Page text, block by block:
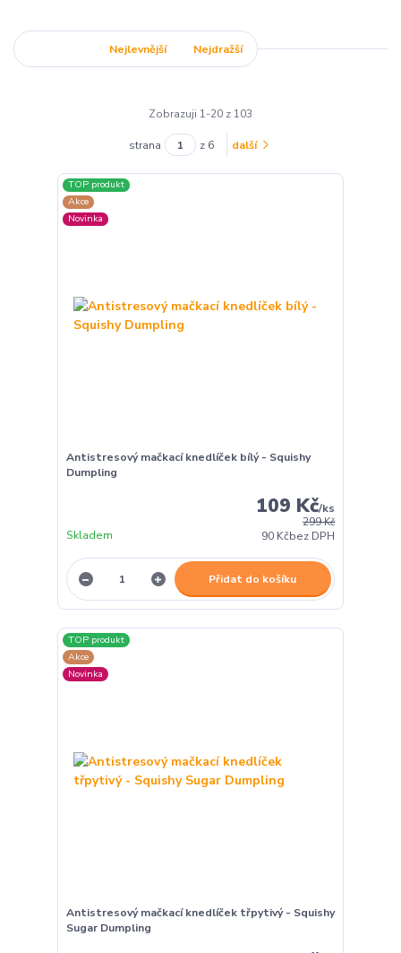
Nejlevnější Nejdražší
Zobrazuji 1-20 z 103
strana z 6 další
TOP produkt
Akce
Novinka
Antistresový mačkací knedlíček bílý - Squishy
Dumpling
299 Kč
109 Kč/ks
90 Kčbez DPH
Skladem
Přidat do košíku
TOP produkt
Akce
Novinka
Antistresový mačkací knedlíček třpytivý - Squishy
Sugar Dumpling